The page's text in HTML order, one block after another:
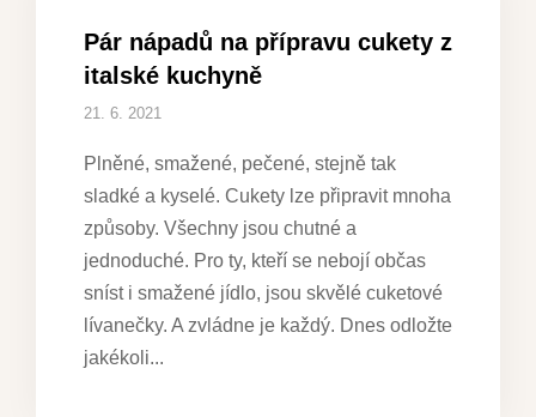
Pár nápadů na přípravu cukety z
italské kuchyně
21. 6. 2021
Plněné, smažené, pečené, stejně tak
sladké a kyselé. Cukety lze připravit mnoha
způsoby. Všechny jsou chutné a
jednoduché. Pro ty, kteří se nebojí občas
sníst i smažené jídlo, jsou skvělé cuketové
lívanečky. A zvládne je každý. Dnes odložte
jakékoli